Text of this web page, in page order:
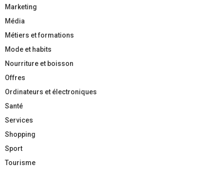
Marketing
Média
Métiers et formations
Mode et habits
Nourriture et boisson
Offres
Ordinateurs et électroniques
Santé
Services
Shopping
Sport
Tourisme